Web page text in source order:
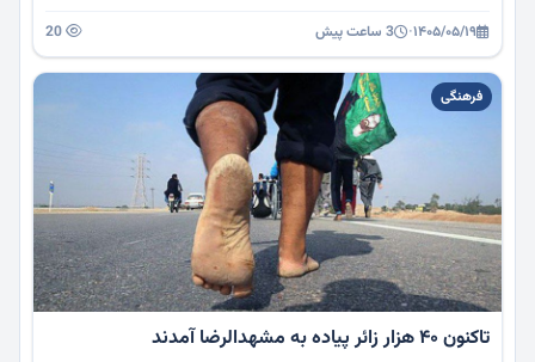
۱۴۰۵/۰۵/۱۹· 3 ساعت پیش
فرهنگی
تاکنون ۴۰ هزار زائر پیاده به مشهدالرضا آمدند